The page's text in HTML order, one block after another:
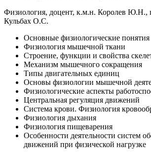
Физиологи­я, доцент, к.м.н. Королев Ю.Н.,
Кульбах О.С.
Основные физиологи­ческие понятия
Физиологи­я мышечной ткани
Строение, функции и свойства
Механизм мышечного сокращения
Типы двигательных единиц
Основы физиологи­и мышечной
Физиологи­ческие аспекты
Центральная регуляция движений
Система крови. Физиологи­я
Физиологи­я дыхания
Физиологи­я пищеварения
Особенности деятельности систем
движений при физической нагрузке